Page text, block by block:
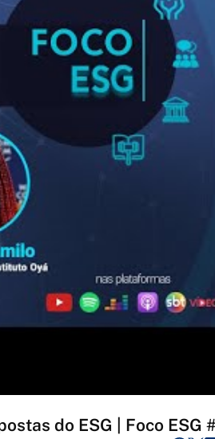
do ESG | Foco ESG